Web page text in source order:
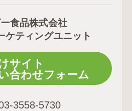
食品株式会社
ケティングユニット
サイト
合わせフォーム
3558-5730